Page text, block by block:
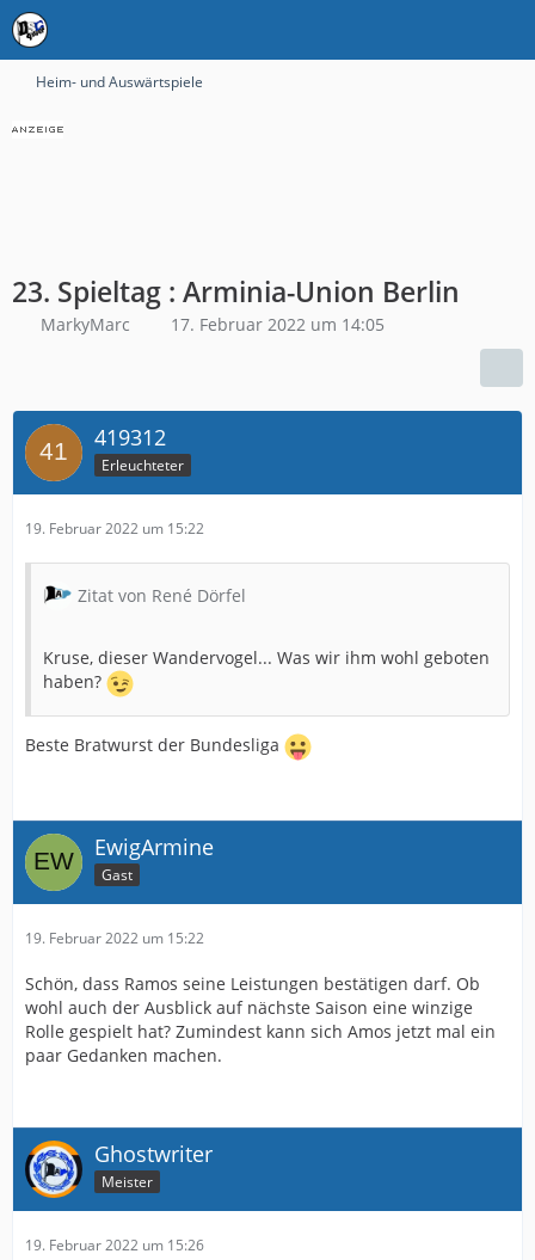
Heim- und Auswärtspiele
23. Spieltag : Arminia-Union Berlin
MarkyMarc 17. Februar 2022 um 14:05
419312
Erleuchteter
19. Februar 2022 um 15:22
Zitat von René Dörfel
Kruse, dieser Wandervogel... Was wir ihm wohl geboten
haben?
Beste Bratwurst der Bundesliga
EwigArmine
Gast
19. Februar 2022 um 15:22
Schön, dass Ramos seine Leistungen bestätigen darf. Ob
wohl auch der Ausblick auf nächste Saison eine winzige
Rolle gespielt hat? Zumindest kann sich Amos jetzt mal ein
paar Gedanken machen.
Ghostwriter
Meister
19. Februar 2022 um 15:26